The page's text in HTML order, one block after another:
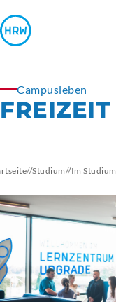
Campusleben
FREIZEIT
//Studium//Im Studium